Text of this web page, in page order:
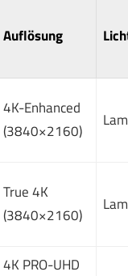
Auflösung
4K-Enhanced
(3840×2160)
True 4K
(3840×2160)
4K PRO-UHD